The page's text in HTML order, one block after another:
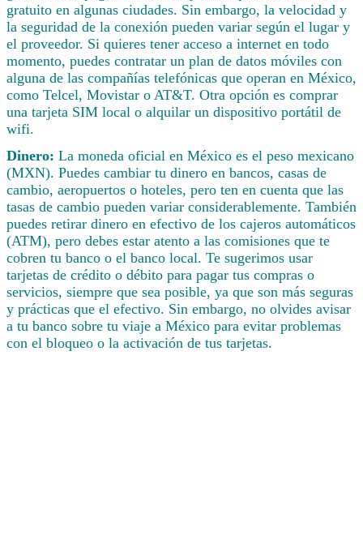
gratuito en algunas ciudades. Sin embargo, la velocidad y
la seguridad de la conexión pueden variar según el lugar y
el proveedor. Si quieres tener acceso a internet en todo
momento, puedes contratar un plan de datos móviles con
alguna de las compañías telefónicas que operan en México,
como Telcel, Movistar o AT&T. Otra opción es comprar
una tarjeta SIM local o alquilar un dispositivo portátil de
wifi.
Dinero: La moneda oficial en México es el peso mexicano
(MXN). Puedes cambiar tu dinero en bancos, casas de
cambio, aeropuertos o hoteles, pero ten en cuenta que las
tasas de cambio pueden variar considerablemente. También
puedes retirar dinero en efectivo de los cajeros automáticos
(ATM), pero debes estar atento a las comisiones que te
cobren tu banco o el banco local. Te sugerimos usar
tarjetas de crédito o débito para pagar tus compras o
servicios, siempre que sea posible, ya que son más seguras
y prácticas que el efectivo. Sin embargo, no olvides avisar
a tu banco sobre tu viaje a México para evitar problemas
con el bloqueo o la activación de tus tarjetas.